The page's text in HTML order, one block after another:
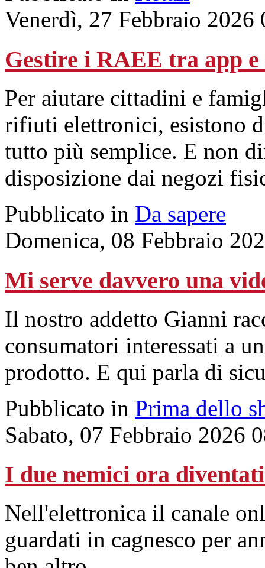
Venerdì, 27 Febbraio 2026
Gestire i RAEE tra app e
Per aiutare cittadini e
rifiuti elettronici, esistono
tutto più semplice. E non
disposizione dai negozi
Pubblicato in Da sapere
Domenica, 08 Febbraio
Mi serve davvero una
Il nostro addetto Gianni
consumatori interessati a
prodotto. E qui parla di
Pubblicato in Prima dello
Sabato, 07 Febbraio 2026
I due nemici ora
Nell'elettronica il canale
guardati in cagnesco per